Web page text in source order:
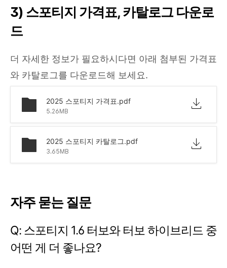
3) 스포티지 가격표, 카탈로그 다운로
드
더 자세한 정보가 필요하시다면 아래 첨부된 가격표
와 카탈로그를 다운로드해 보세요.
2025 스포티지 가격표.pdf
5.26MB
2025 스포티지 카탈로그.pdf
3.65MB
자주 묻는 질문
Q: 스포티지 1.6 터보와 터보 하이브리드 중
어떤 게 더 좋나요?